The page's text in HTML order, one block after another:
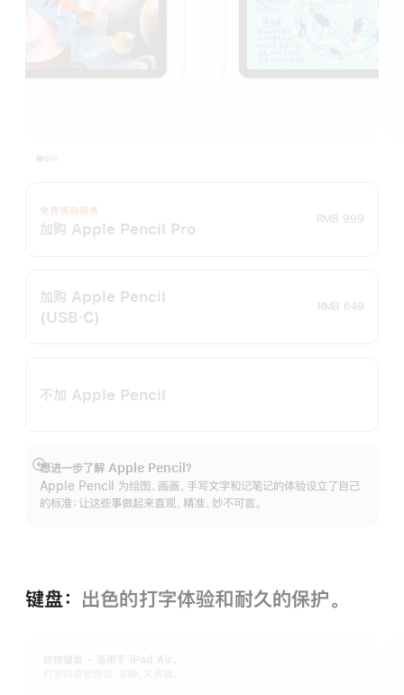
免费镌刻服务
加购 Apple Pencil Pro
RMB 999
加购 Apple Pencil
(USB‑C)
RMB 649
不加 Apple Pencil
想进一步了解 Apple Pencil？
Apple Pencil 为绘图、画画、手写文字和记笔记的体验设立了自己
的标准：让这些事做起来直观、精准、妙不可言。
展
开
键盘： 出色的打字体验和耐久的保‍护。